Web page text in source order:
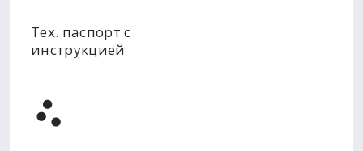
Тех. паспорт с
инструкцией